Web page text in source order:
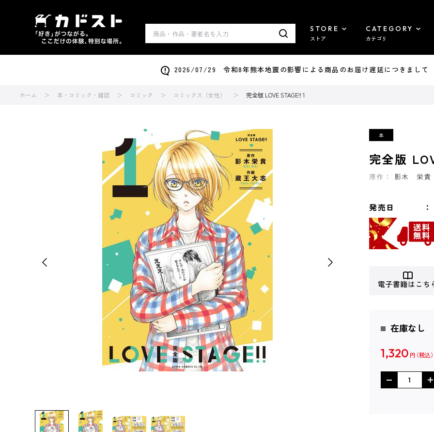
STORE
ストア
CATEGORY
カテゴリ
2026/07/29 令和8年熊本地震の影響による商品のお届け遅延につきまして
ホーム 本・コミック・雑誌 コミック コミックス（女性） 完全版 LOVE STAGE!! 1
完全版
原作： 影木 栄貴
発売日
電子書籍はこち
在庫なし
1,320 円